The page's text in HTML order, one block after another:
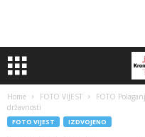
Home FOTO VIJEST
FOTO
državnosti
FOTO VIJEST IZDVOJENO